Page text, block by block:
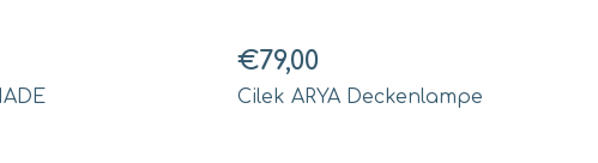
€79,00
Cilek ARYA Deckenlampe